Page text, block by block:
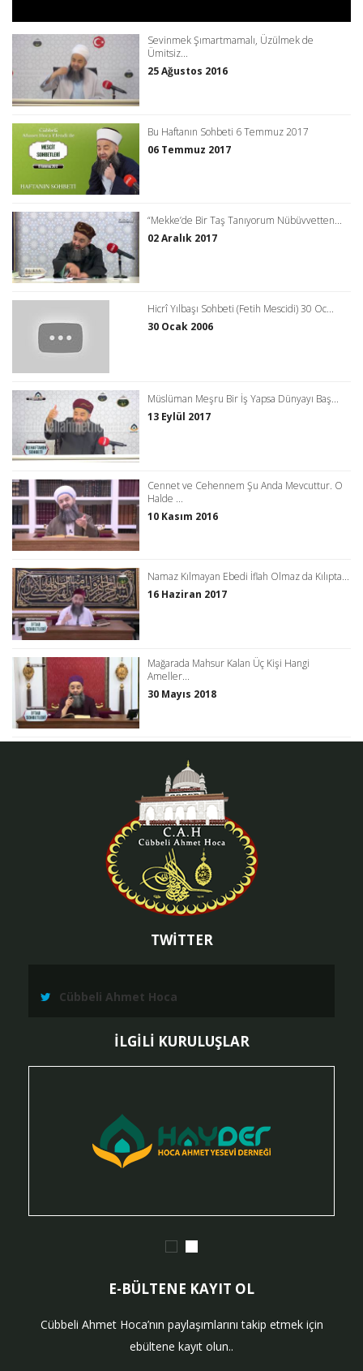
Sevinmek Şımartmamalı, Üzülmek de
Ümitsiz...
25 Ağustos 2016
Bu Haftanın Sohbeti 6 Temmuz 2017
06 Temmuz 2017
“Mekke’de Bir Taş Tanıyorum Nübüvvetten...
02 Aralık 2017
Hicrî Yılbaşı Sohbeti (Fetih Mescidi) 30 Oc...
30 Ocak 2006
Müslüman Meşru Bir İş Yapsa Dünyayı Baş...
13 Eylül 2017
Cennet ve Cehennem Şu Anda Mevcuttur. O
Halde ...
10 Kasım 2016
Namaz Kılmayan Ebedi İflah Olmaz da Kılıpta...
16 Haziran 2017
Mağarada Mahsur Kalan Üç Kişi Hangi
Ameller...
30 Mayıs 2018
TWİTTER
Cübbeli Ahmet Hoca
İLGİLİ KURULUŞLAR
E-BÜLTENE KAYIT OL
Cübbeli Ahmet Hoca’nın paylaşımlarını takip etmek için
ebültene kayıt olun..